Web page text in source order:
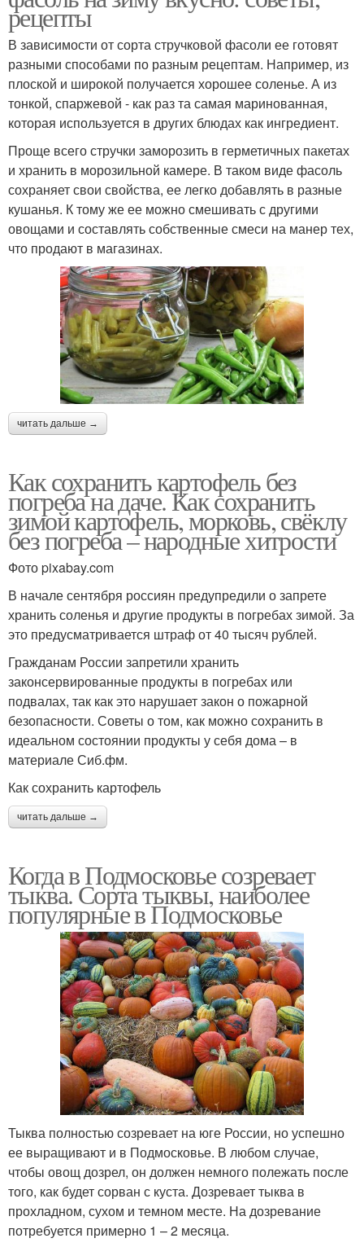
рецепты
В зависимости от сорта стручковой фасоли ее готовят
разными способами по разным рецептам. Например, из
плоской и широкой получается хорошее соленье. А из
тонкой, спаржевой - как раз та самая маринованная,
которая используется в других блюдах как ингредиент.
Проще всего стручки заморозить в герметичных пакетах
и хранить в морозильной камере. В таком виде фасоль
сохраняет свои свойства, ее легко добавлять в разные
кушанья. К тому же ее можно смешивать с другими
овощами и составлять собственные смеси на манер тех,
что продают в магазинах.
читать дальше →
Как сохранить картофель без
погреба на даче. Как сохранить
зимой картофель, морковь, свёклу
без погреба – народные хитрости
Фото pixabay.com
В начале сентября россиян предупредили о запрете
хранить соленья и другие продукты в погребах зимой. За
это предусматривается штраф от 40 тысяч рублей.
Гражданам России запретили хранить
законсервированные продукты в погребах или
подвалах, так как это нарушает закон о пожарной
безопасности. Советы о том, как можно сохранить в
идеальном состоянии продукты у себя дома – в
материале Сиб.фм.
Как сохранить картофель
читать дальше →
Когда в Подмосковье созревает
тыква. Сорта тыквы, наиболее
популярные в Подмосковье
Тыква полностью созревает на юге России, но успешно
ее выращивают и в Подмосковье. В любом случае,
чтобы овощ дозрел, он должен немного полежать после
того, как будет сорван с куста. Дозревает тыква в
прохладном, сухом и темном месте. На дозревание
потребуется примерно 1 – 2 месяца.